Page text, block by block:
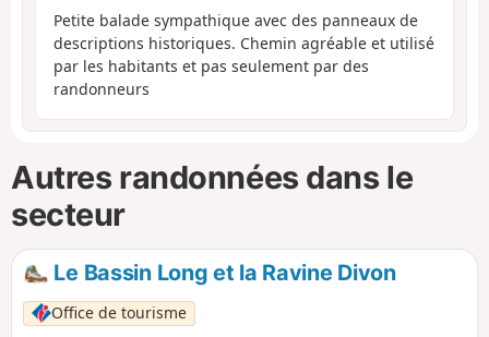
Petite balade sympathique avec des panneaux de
descriptions historiques. Chemin agréable et utilisé
par les habitants et pas seulement par des
randonneurs
Autres randonnées dans le
secteur
Le Bassin Long et la Ravine Divon
Office de tourisme